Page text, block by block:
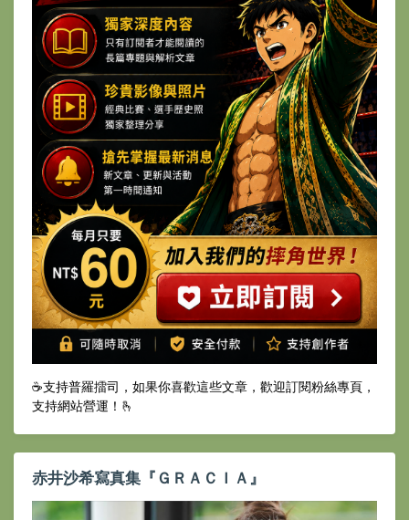
☕️支持普羅擂司，如果你喜歡這些文章，歡迎訂閱粉絲專頁，
支持網站營運！🫰
赤井沙希寫真集『ＧＲＡＣＩＡ』